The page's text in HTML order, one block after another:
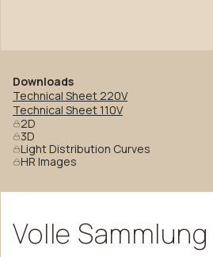
Downloads
Technical Sheet 220V
Technical Sheet 110V
2D
3D
Light Distribution Curves
HR Images
Volle Sammlung